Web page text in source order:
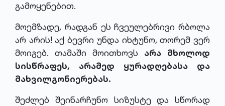
გამოყენებით.
მოემზადე, რადგან ეს ჩვეულებრივი რბოლა
არ არის! აქ ბევრი უნდა იხტუნო, თორემ ვერ
მოიგებ. თამაში მოითხოვს არა მხოლოდ
სისწრაფეს, არამედ ყურადღებასა და
მახვილგონიერებას.
შეძლებ შეინარჩუნო სიზუსტე და სწორად